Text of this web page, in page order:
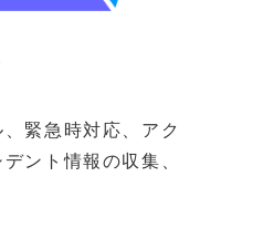
緊急時対応、アク
ント情報の収集、